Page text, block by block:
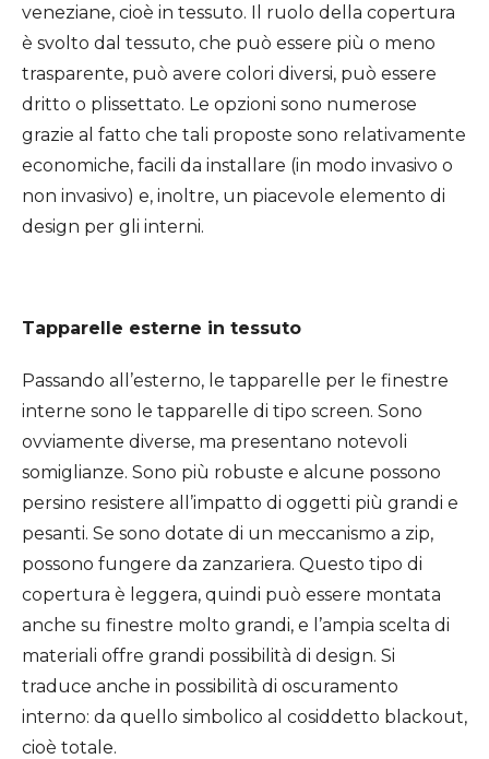
veneziane, cioè in tessuto. Il ruolo della copertura
è svolto dal tessuto, che può essere più o meno
trasparente, può avere colori diversi, può essere
dritto o plissettato. Le opzioni sono numerose
grazie al fatto che tali proposte sono relativamente
economiche, facili da installare (in modo invasivo o
non invasivo) e, inoltre, un piacevole elemento di
design per gli interni.
Tapparelle esterne in tessuto
Passando all’esterno, le tapparelle per le finestre
interne sono le tapparelle di tipo screen. Sono
ovviamente diverse, ma presentano notevoli
somiglianze. Sono più robuste e alcune possono
persino resistere all’impatto di oggetti più grandi e
pesanti. Se sono dotate di un meccanismo a zip,
possono fungere da zanzariera. Questo tipo di
copertura è leggera, quindi può essere montata
anche su finestre molto grandi, e l’ampia scelta di
materiali offre grandi possibilità di design. Si
traduce anche in possibilità di oscuramento
interno: da quello simbolico al cosiddetto blackout,
cioè totale.